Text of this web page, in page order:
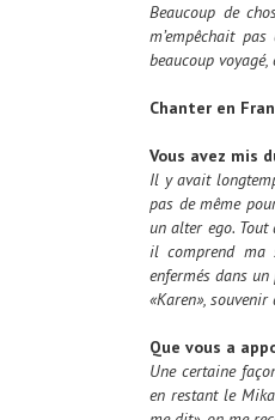
Beaucoup de
m’empêchait
beaucoup
Chanter en
Vous avez mis
Il y avait
pas de même
un alter ego. Tout
il comprend ma
enfermés dans
«Karen»,
Que vous a
Une certaine
en restant le